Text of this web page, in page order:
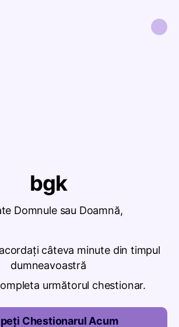
bgk
Domnule sau Doamnă,
câteva minute din timpul
dumneavoastră
următorul chestionar.
Chestionarul Acum